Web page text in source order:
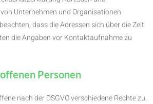
Unternehmen und Organisationen
dass die Adressen sich über die Zeit
die Angaben vor Kontaktaufnahme zu
Personen
nach der DSGVO verschiedene Rechte zu,